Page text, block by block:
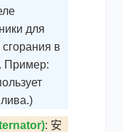
для
в
Пример:
: 安